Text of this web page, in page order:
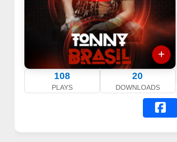
108
PLAYS
20
DOWNLOADS